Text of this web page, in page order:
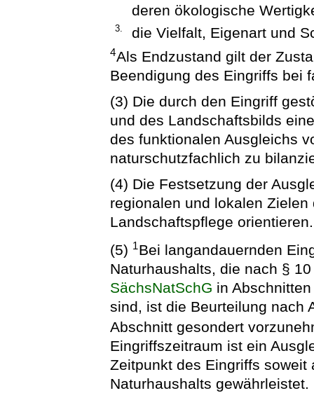
deren ökologische
3. die Vielfalt, Eigenart und
4Als Endzustand gilt der
Beendigung des Eingriffs bei
(3) Die durch den Eingriff
und des Landschaftsbilds
des funktionalen Ausgleichs
naturschutzfachlich zu
(4) Die Festsetzung der
regionalen und lokalen
Landschaftspflege orientieren.
(5) 1Bei langandauernden
Naturhaushalts, die nach §
SächsNatSchG in
sind, ist die Beurteilung nach
Abschnitt gesondert
Eingriffszeitraum ist ein
Zeitpunkt des Eingriffs
Naturhaushalts gewährleistet.